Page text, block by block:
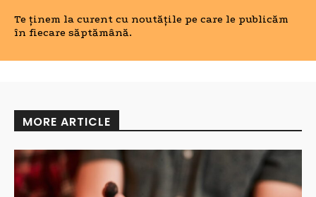
Te ținem la curent cu noutățile pe care le publicăm
în fiecare săptămână.
MORE ARTICLE